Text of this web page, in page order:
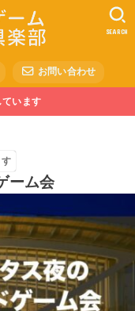
お問い合わせ
SEARCH
ています
ーム会